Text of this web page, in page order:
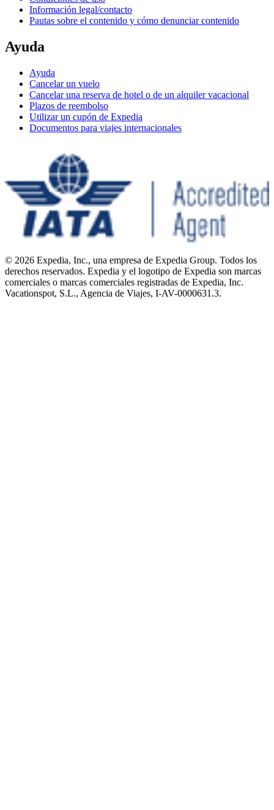
Información legal/contacto
Pautas sobre el contenido y cómo denunciar contenido
Ayuda
Ayuda
Cancelar un vuelo
Cancelar una reserva de hotel o de un alquiler vacacional
Plazos de reembolso
Utilizar un cupón de Expedia
Documentos para viajes internacionales
© 2026 Expedia, Inc., una empresa de Expedia Group. Todos los
derechos reservados. Expedia y el logotipo de Expedia son marcas
comerciales o marcas comerciales registradas de Expedia, Inc.
Vacationspot, S.L., Agencia de Viajes, I-AV-0000631.3.